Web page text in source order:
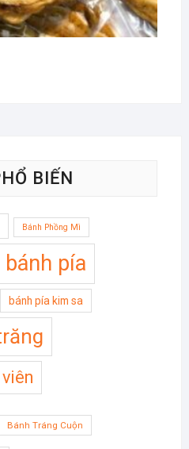
BIẾN
Bánh Phồng Mì
bánh pía
bánh pía kim sa
Bánh Tráng Cuộn